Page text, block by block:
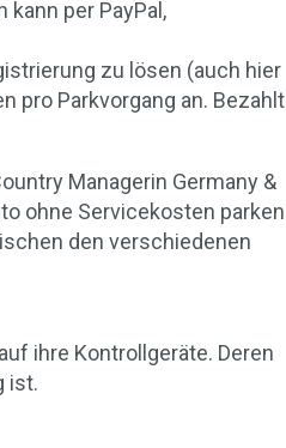
kann per PayPal,
zu lösen (auch hier
pro Parkvorgang an. Bezahlt
Managerin Germany &
ohne Servicekosten parken
den verschiedenen
ihre Kontrollgeräte. Deren
ist.